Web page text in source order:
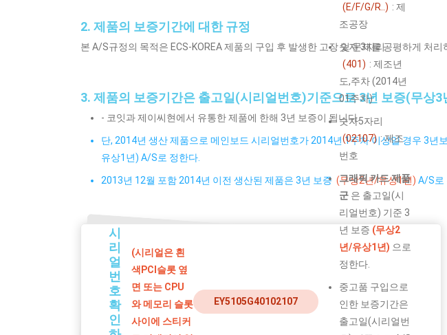
2. 제품의 보증기간에 대한 규정
본 A/S규정의 목적은 ECS-KOREA 제품의 구입 후 발생한 고장 및 문제를 공평하게 처리
3. 제품의 보증기간은 출고일(시리얼번호)기준으로 3년 보증(무상
- 코잇과 제이씨현에서 유통한 제품에 한해 3년 보증이 됩니다.
단, 2014년 생산 제품으로 메인보드 시리얼번호가 2014년 1주차 이상일 경우 3년
유상1년) A/S로 정한다.
2013년 12월 포함 2014년 이전 생산된 제품은 3년 보증 (무상2년/유상1년) A/S로
시
리
얼
번
호
확
인
(시리얼은 흰
색PCI슬롯 옆
면 또는 CPU
와 메모리 슬롯
사이에 스티커
EY5105G40102107
(E/F/G/R..) : 제
조공장
숫자 3자리
(401) : 제조년
도,주차 (2014년
01주차)
숫자5자리
(02107) : 제조
번호
그래픽 카드 제품
군 은 출고일(시
리얼번호) 기준 3
년 보증 (무상2
년/유상1년) 으로
정한다.
중고품 구입으로
인한 보증기간은
출고일(시리얼번